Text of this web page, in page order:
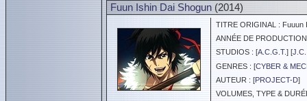
Fuun Ishin Dai Shogun (2014)
TITRE ORIGINAL : Fuuun
ANNÉE DE
STUDIOS : [A.C.G.T.] [
GENRES : [CYBER &
AUTEUR : [PROJECT-D]
VOLUMES, TYPE &